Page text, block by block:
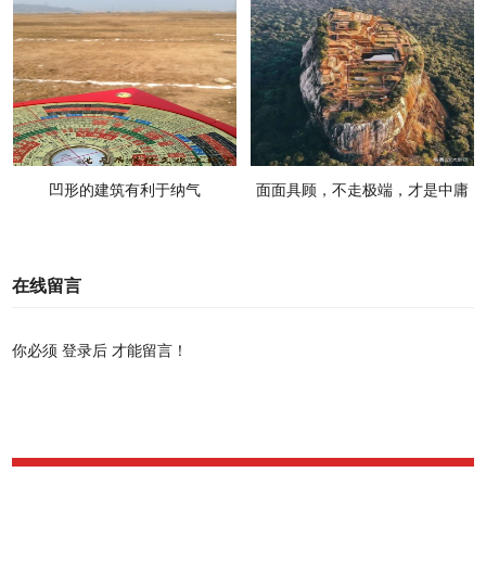
凹形的建筑有利于纳气
面面具顾，不走极端，才是中庸
在线留言
你必须登录后 才能留言！